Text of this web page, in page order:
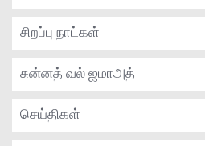
சிறப்பு நாட்கள்
சுன்னத் வல் ஜமாஅத்
செய்திகள்